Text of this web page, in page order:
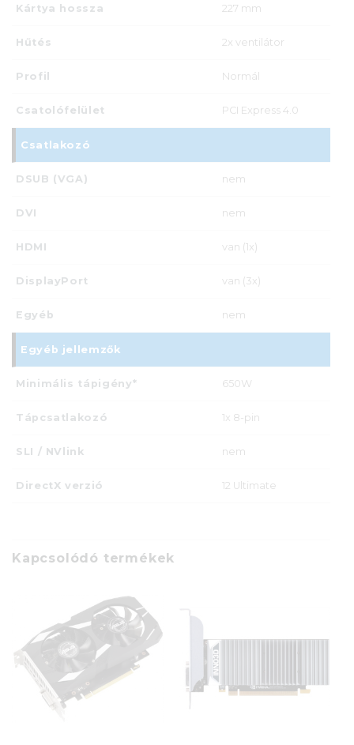
Kártya hossza 227 mm
Hűtés 2x ventilátor
Profil Normál
Csatolófelület PCI Express 4.0
Csatlakozó
DSUB (VGA) nem
DVI nem
HDMI van (1x)
DisplayPort van (3x)
Egyéb nem
Egyéb jellemzők
Minimális tápigény* 650W
Tápcsatlakozó 1x 8-pin
SLI / NVlink nem
DirectX verzió 12 Ultimate
Kapcsolódó termékek